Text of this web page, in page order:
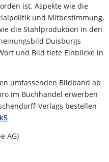
ist. Aspekte wie die
und Mitbestimmung,
die Stahlproduktion in den
Duisburgs
und Bild tiefe Einblicke in
umfassenden Bildband ab
im Buchhandel erwerben
Verlags bestellen
AG)